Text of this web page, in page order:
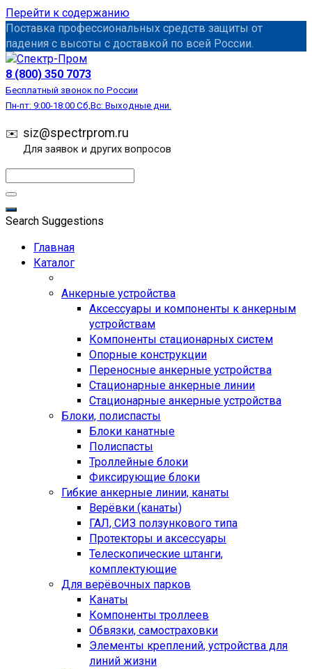
Перейти к содержанию
Поставка профессиональных средств защиты от
падения с высоты с доставкой по всей России.
8 (800) 350 7073
Бесплатный звонок по России
Пн-пт: 9:00-18:00 Сб,Вс: Выходные дни.
siz@spectrprom.ru
Для заявок и других вопросов
Search Suggestions
Главная
Каталог
Анкерные устройства
Аксессуары и компоненты к анкерным
устройствам
Компоненты стационарных систем
Опорные конструкции
Переносные анкерные устройства
Стационарные анкерные линии
Стационарные анкерные устройства
Блоки, полиспасты
Блоки канатные
Полиспасты
Троллейные блоки
Фиксирующие блоки
Гибкие анкерные линии, канаты
Верёвки (канаты)
ГАЛ, СИЗ ползункового типа
Протекторы и аксессуары
Телескопические штанги,
комплектующие
Для верёвочных парков
Канаты
Компоненты троллеев
Обвязки, самостраховки
Элементы креплений, устройства для
линий жизни